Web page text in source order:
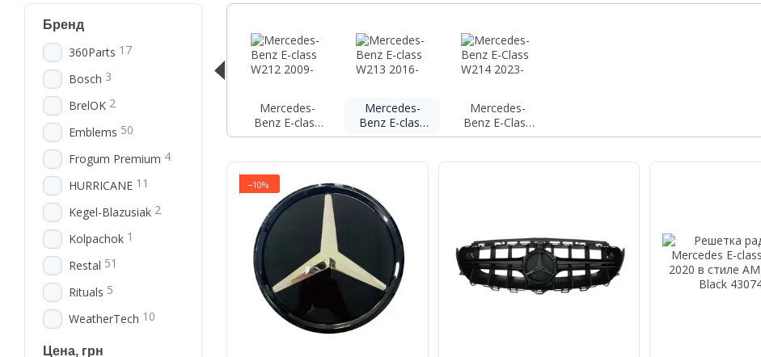
Mercedes-
Benz E-class
W212 2009-
Mercedes-
Benz E-class
W213 2016-
Mercedes-
Benz E-Class
W214 2023-
−10%
Бренд
360Parts 17
Bosch 3
BrelOK 2
Emblems 50
Frogum Premium 4
HURRICANE 11
Kegel-Blazusiak 2
Kolpachok 1
Restal 51
Rituals 5
WeatherTech 10
Цена, грн